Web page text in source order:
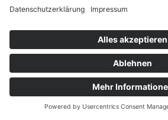
Wie wirken sich Schulden auf
Was passiert bei